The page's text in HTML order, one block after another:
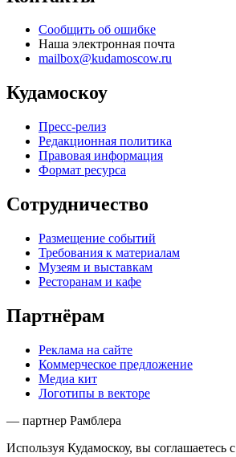
Сообщить об ошибке
Наша электронная почта
mailbox@kudamoscow.ru
Кудамоскоу
Пресс-релиз
Редакционная политика
Правовая информация
Формат ресурса
Сотрудничество
Размещение событий
Требования к материалам
Музеям и выставкам
Ресторанам и кафе
Партнёрам
Реклама на сайте
Коммерческое предложение
Медиа кит
Логотипы в векторе
— партнер Рамблера
Используя Кудамоскоу, вы соглашаетесь с